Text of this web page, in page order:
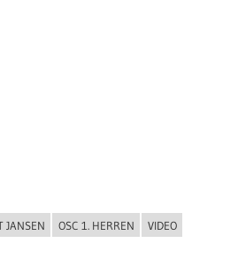
JANSEN OSC 1. HERREN
VIDEO